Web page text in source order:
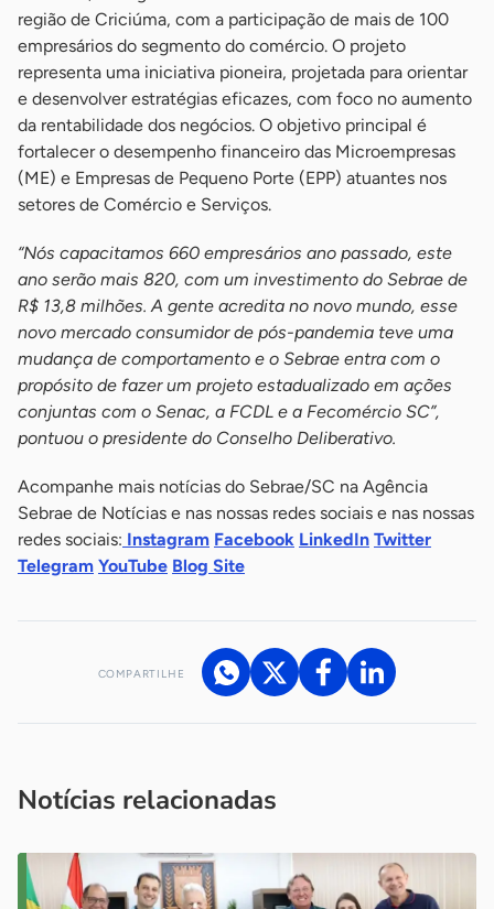
região de Criciúma, com a participação de mais de 100
empresários do segmento do comércio. O projeto
representa uma iniciativa pioneira, projetada para orientar
e desenvolver estratégias eficazes, com foco no aumento
da rentabilidade dos negócios. O objetivo principal é
fortalecer o desempenho financeiro das Microempresas
(ME) e Empresas de Pequeno Porte (EPP) atuantes nos
setores de Comércio e Serviços.
“Nós capacitamos 660 empresários ano passado, este
ano serão mais 820, com um investimento do Sebrae de
R$ 13,8 milhões. A gente acredita no novo mundo, esse
novo mercado consumidor de pós-pandemia teve uma
mudança de comportamento e o Sebrae entra com o
propósito de fazer um projeto estadualizado em ações
conjuntas com o Senac, a FCDL e a Fecomércio SC”,
pontuou o presidente do Conselho Deliberativo.
Acompanhe mais notícias do Sebrae/SC na Agência
Sebrae de Notícias e nas nossas redes sociais e nas nossas
redes sociais: Instagram Facebook LinkedIn Twitter
Telegram YouTube Blog Site
COMPARTILHE
Notícias relacionadas